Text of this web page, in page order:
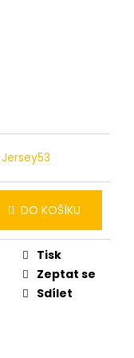
Jersey53
DO KOŠÍKU
Tisk
Zeptat se
Sdílet